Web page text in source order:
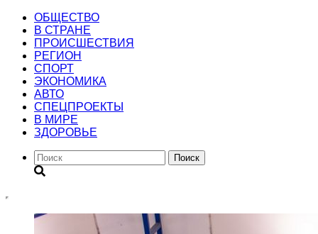
ОБЩЕСТВО
В СТРАНЕ
ПРОИСШЕСТВИЯ
РЕГИОН
CПОРТ
ЭКОНОМИКА
АВТО
СПЕЦПРОЕКТЫ
В МИРЕ
ЗДОРОВЬЕ
Поиск